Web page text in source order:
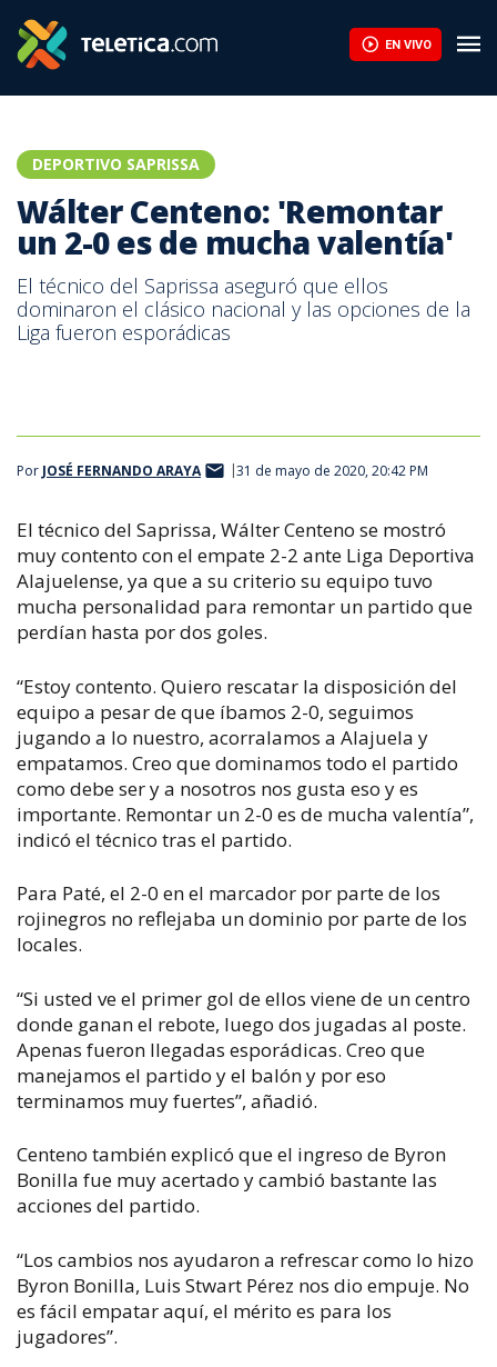
EN VIVO
DEPORTIVO SAPRISSA
Wálter Centeno: 'Remontar
un 2-0 es de mucha valentía'
El técnico del Saprissa aseguró que ellos
dominaron el clásico nacional y las opciones de la
Liga fueron esporádicas
Por JOSÉ FERNANDO ARAYA 31 de mayo de 2020, 20:42 PM
El técnico del Saprissa, Wálter Centeno se mostró
muy contento con el empate 2-2 ante Liga Deportiva
Alajuelense, ya que a su criterio su equipo tuvo
mucha personalidad para remontar un partido que
perdían hasta por dos goles.
“Estoy contento. Quiero rescatar la disposición del
equipo a pesar de que íbamos 2-0, seguimos
jugando a lo nuestro, acorralamos a Alajuela y
empatamos. Creo que dominamos todo el partido
como debe ser y a nosotros nos gusta eso y es
importante. Remontar un 2-0 es de mucha valentía”,
indicó el técnico tras el partido.
Para Paté, el 2-0 en el marcador por parte de los
rojinegros no reflejaba un dominio por parte de los
locales.
“Si usted ve el primer gol de ellos viene de un centro
donde ganan el rebote, luego dos jugadas al poste.
Apenas fueron llegadas esporádicas. Creo que
manejamos el partido y el balón y por eso
terminamos muy fuertes”, añadió.
Centeno también explicó que el ingreso de Byron
Bonilla fue muy acertado y cambió bastante las
acciones del partido.
“Los cambios nos ayudaron a refrescar como lo hizo
Byron Bonilla, Luis Stwart Pérez nos dio empuje. No
es fácil empatar aquí, el mérito es para los
jugadores”.